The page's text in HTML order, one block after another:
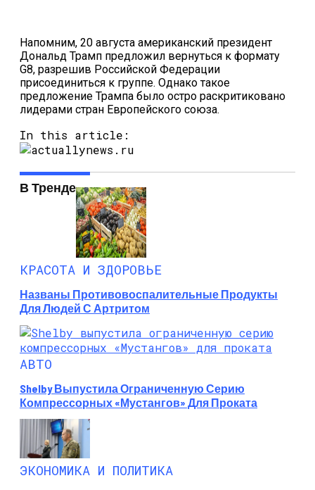
Напомним, 20 августа американский президент
Дональд Трамп предложил вернуться к формату
G8, разрешив Российской Федерации
присоединиться к группе. Однако такое
предложение Трампа было остро раскритиковано
лидерами стран Европейского союза.
In this article:
В Тренде
КРАСОТА И ЗДОРОВЬЕ
Названы Противовоспалительные Продукты
Для Людей С Артритом
АВТО
Shelby Выпустила Ограниченную Серию
Компрессорных «Мустангов» Для Проката
ЭКОНОМИКА И ПОЛИТИКА